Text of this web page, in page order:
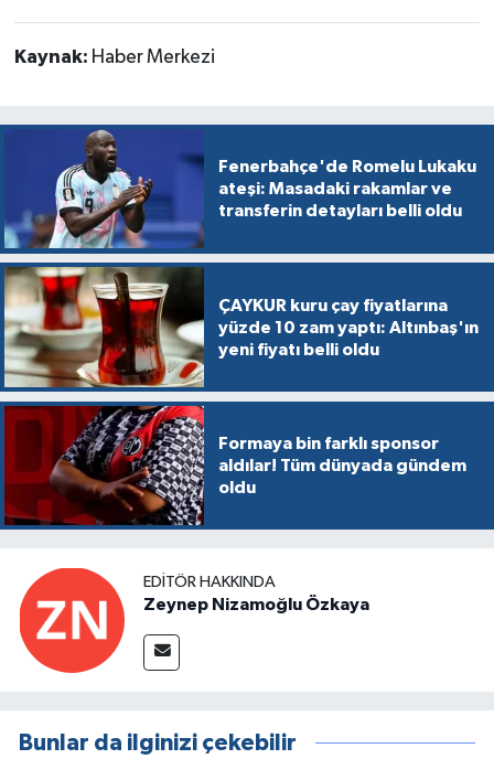
Kaynak: Haber Merkezi
Fenerbahçe'de Romelu Lukaku
ateşi: Masadaki rakamlar ve
transferin detayları belli oldu
ÇAYKUR kuru çay fiyatlarına
yüzde 10 zam yaptı: Altınbaş'ın
yeni fiyatı belli oldu
Formaya bin farklı sponsor
aldılar! Tüm dünyada gündem
oldu
EDITÖR HAKKINDA
Zeynep Nizamoğlu Özkaya
Bunlar da ilginizi çekebilir